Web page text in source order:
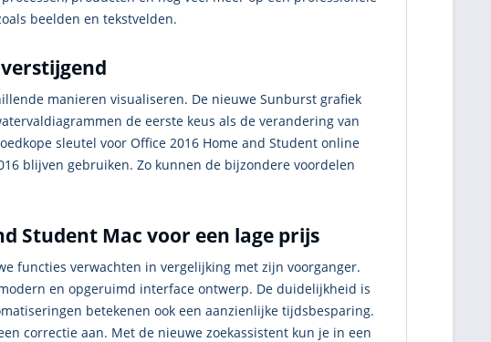
beelden en tekstvelden.
manieren visualiseren. De nieuwe Sunburst grafiek
de eerste keus als de verandering van
sleutel voor Office 2016 Home and Student online
blijven gebruiken. Zo kunnen de bijzondere voordelen
Student Mac voor een lage prijs
functies verwachten in vergelijking met zijn voorganger.
en opgeruimd interface ontwerp. De duidelijkheid is
betekenen ook een aanzienlijke tijdsbesparing.
correctie aan. Met de nieuwe zoekassistent kun je in een